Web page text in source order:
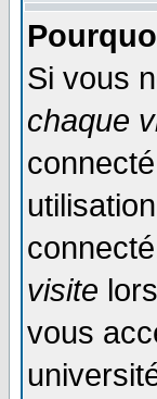
Si vous
chaque
visite
vous